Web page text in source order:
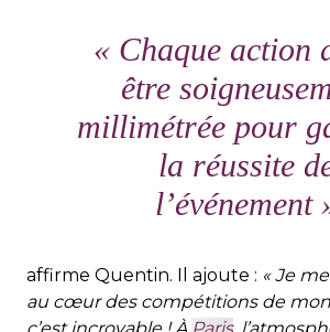
« Chaque action
être
millimétrée pour
la réussite
l’événement
affirme Quentin. Il ajoute : « Je
au cœur des compétitions de